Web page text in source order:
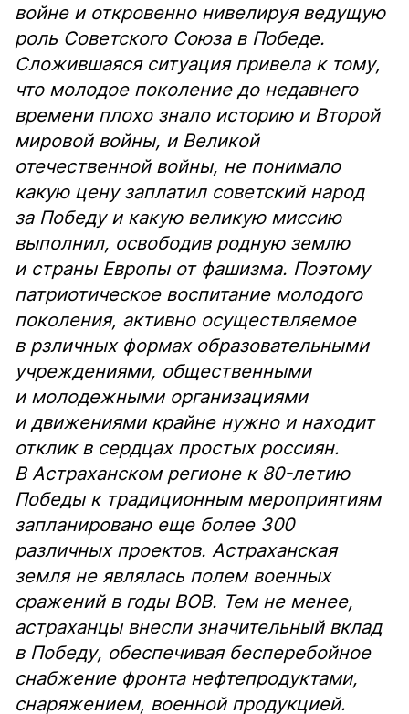
войне и откровенно нивелируя ведущую
роль Советского Союза в Победе.
Сложившаяся ситуация привела к тому,
что молодое поколение до недавнего
времени плохо знало историю и Второй
мировой войны, и Великой
отечественной войны, не понимало
какую цену заплатил советский народ
за Победу и какую великую миссию
выполнил, освободив родную землю
и страны Европы от фашизма. Поэтому
патриотическое воспитание молодого
поколения, активно осуществляемое
в рзличных формах образовательными
учреждениями, общественными
и молодежными организациями
и движениями крайне нужно и находит
отклик в сердцах простых россиян.
В Астраханском регионе к 80-летию
Победы к традиционным мероприятиям
запланировано еще более 300
различных проектов. Астраханская
земля не являлась полем военных
сражений в годы ВОВ. Тем не менее,
астраханцы внесли значительный вклад
в Победу, обеспечивая бесперебойное
снабжение фронта нефтепродуктами,
снаряжением, военной продукцией.